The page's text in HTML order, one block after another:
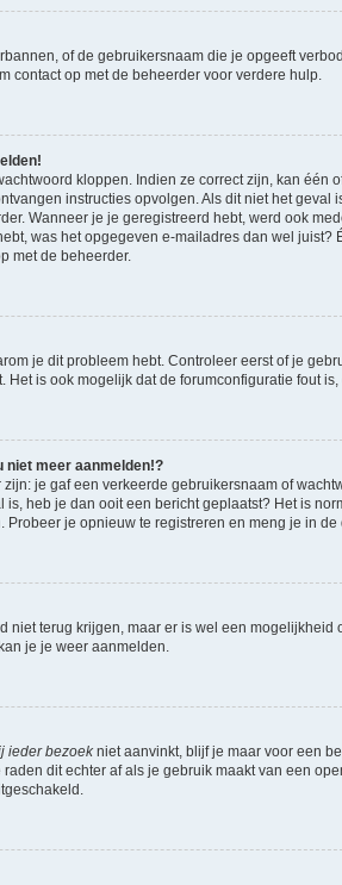
of de gebruikersnaam die je opgeeft
contact op met de beheerder voor verdere hulp.
kloppen. Indien ze correct zijn, kan
instructies opvolgen. Als dit niet het
Wanneer je je geregistreerd hebt, werd ook
was het opgegeven e-mailadres dan wel
met de beheerder.
je dit probleem hebt. Controleer eerst of je
Het is ook mogelijk dat de forumconfiguratie fout
niet meer aanmelden!?
je gaf een verkeerde gebruikersnaam of
heb je dan ooit een bericht geplaatst? Het is
je opnieuw te registreren en meng je in de
niet terug krijgen, maar er is wel een
je je weer aanmelden.
ieder bezoekniet aanvinkt, blijf je maar voor een
dit echter af als je gebruik maakt van een